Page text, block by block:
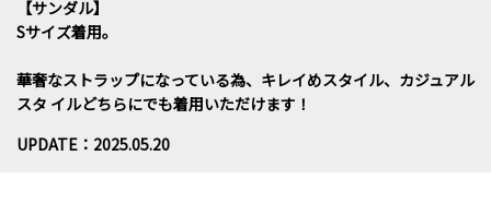
【サンダル】
Sサイズ着用。
華奢なストラップになっている為、キレイめスタイル、カジュアル
スタ イルどちらにでも着用いただけます！
UPDATE：2025.05.20